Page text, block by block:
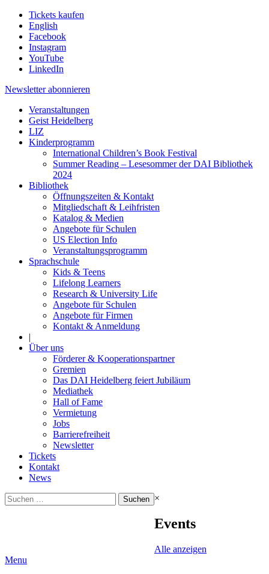
Tickets kaufen
English
Facebook
Instagram
YouTube
LinkedIn
Newsletter abonnieren
Veranstaltungen
Geist Heidelberg
LIZ
Kinderprogramm
International Children’s Book Festival
Summer Reading – Lesesommer der DAI Bibliothek
2024
Bibliothek
Öffnungszeiten & Kontakt
Mitgliedschaft & Leihfristen
Katalog & Medien
Angebote für Schulen
US Election Info
Veranstaltungsprogramm
Sprachschule
Kids & Teens
Lifelong Learners
Research & University Life
Angebote für Schulen
Angebote für Firmen
Kontakt & Anmeldung
|
Über uns
Förderer & Kooperationspartner
Gremien
Das DAI Heidelberg feiert Jubiläum
Mediathek
Hall of Fame
Vermietung
Jobs
Barrierefreiheit
Newsletter
Tickets
Kontakt
News
Suchen
nach:
×
Events
Alle anzeigen
Menu